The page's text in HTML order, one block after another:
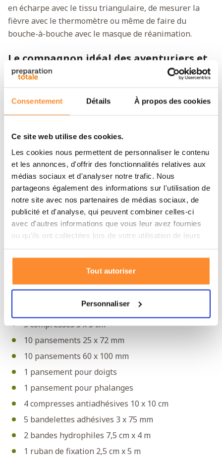
Consentement Détails À propos des cookies
Ce site web utilise des cookies.
Les cookies nous permettent de personnaliser le contenu
et les annonces, d'offrir des fonctionnalités relatives aux
médias sociaux et d'analyser notre trafic. Nous
partageons également des informations sur l'utilisation de
notre site avec nos partenaires de médias sociaux, de
publicité et d'analyse, qui peuvent combiner celles-ci
avec d'autres informations que vous leur avez fournies
ou qu'ils ont collectées lors de votre utilisation de leurs
Tout autoriser
Personnaliser
en écharpe avec le tissu triangulaire, de mesurer la
fièvre avec le thermomètre ou même de faire du
bouche-à-bouche avec le masque de réanimation.
Le compagnon idéal des aventuriers et
des survivalistes
rendre d'énormes services. Prenez-la simplement avec
vous lorsque vous partez à l'aventure – que ce soit à
générale, il est judicieux de ranger vos objets
indispensables dans des emballages imperméables.
Car même l'humidité ambiante d'une pièce peut
affecter la qualité de certains articles médicaux. C'est
aussi pour cela que ce kit est idéal pour les
survivalistes qui veulent être prêts à affronter le pire.
Spécifications de la trousse de premiers
secours Care Plus – Waterproof
Poids : 460 g
Dimensions : 80 x 140 x 340 mm
Contenu de la trousse de premiers
secours Care Plus – Waterproof
5 compresses 5 x 5 cm
10 pansements 25 x 72 mm
10 pansements 60 x 100 mm
1 pansement pour doigts
1 pansement pour phalanges
4 compresses antiadhésives 10 x 10 cm
5 bandelettes adhésives 3 x 75 mm
2 bandes hydrophiles 7,5 cm x 4 m
1 ruban de fixation 2,5 cm x 5 m